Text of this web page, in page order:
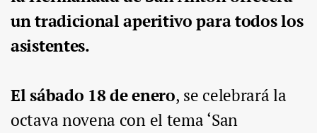
un tradicional aperitivo para todos los
asistentes.
El sábado 18 de enero, se celebrará la
octava novena con el tema ‘San